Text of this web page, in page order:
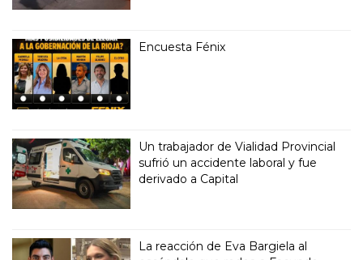
Encuesta Fénix
Un trabajador de Vialidad Provincial
sufrió un accidente laboral y fue
derivado a Capital
La reacción de Eva Bargiela al